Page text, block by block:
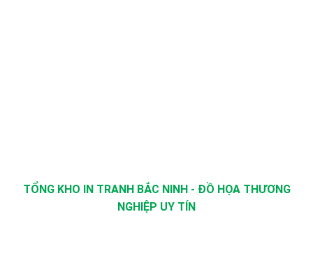
TỔNG KHO IN TRANH BẮC NINH - ĐỒ HỌA THƯƠNG
NGHIỆP UY TÍN